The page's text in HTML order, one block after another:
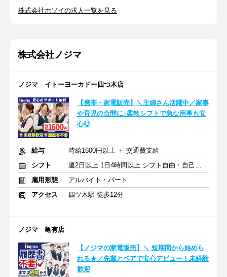
株式会社ホソイの求人一覧を見る
株式会社ノジマ
ノジマ イトーヨーカドー四つ木店
【携帯・家電販売】＼主婦さん活躍中／家事
や育児の合間に♪柔軟シフトで急な用事も安
心◎
給与
時給1600円以上 ＋ 交通費支給
シフト
週2日以上 1日4時間以上 シフト自由・自己申告
雇用形態
アルバイト・パート
アクセス
四ツ木駅 徒歩12分
ノジマ 亀有店
【ノジマの家電販売】＼ 短期間から始めら
れる★／先輩とペアで安心デビュー！未経験
歓迎